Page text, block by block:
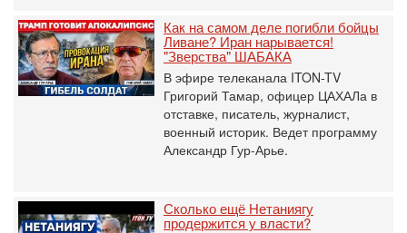
Как на самом деле погибли бойцы
Ливане? Иран нарывается!
"Зверства" ШАБАКА
В эфире телеканала ITON-TV
Григорий Тамар, офицер ЦАХАЛа в
отставке, писатель, журналист,
военный историк. Ведет программу
Александр Гур-Арье.
Сколько ещё Нетаниягу
продержится у власти?